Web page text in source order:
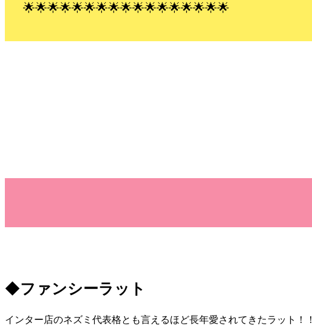
🌟🌟🌟🌟🌟🌟🌟🌟🌟🌟🌟🌟🌟🌟🌟🌟🌟
◆ファンシーラット
インター店のネズミ代表格とも言えるほど長年愛されてきたラット！！